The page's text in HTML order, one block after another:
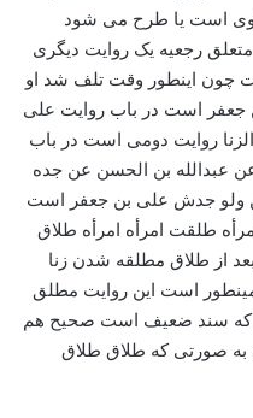
است یا طرح می شود
رجعیه یک روایت دیگری
اینطور وقت تلف شد او
جعفر است در باب روایت علی
6 از ابواب حد الزنا روایت دومی است در باب
عن عبدالله بن الحسن عن جده
ولو جدش علی بن جعفر است
طلقت امرأه امرأه طلاق
از طلاق مطلقه شدن زنا
است این روایت مطلق
که سند ضعیف است صحیح هم
به صورتی که طلاق طلاق